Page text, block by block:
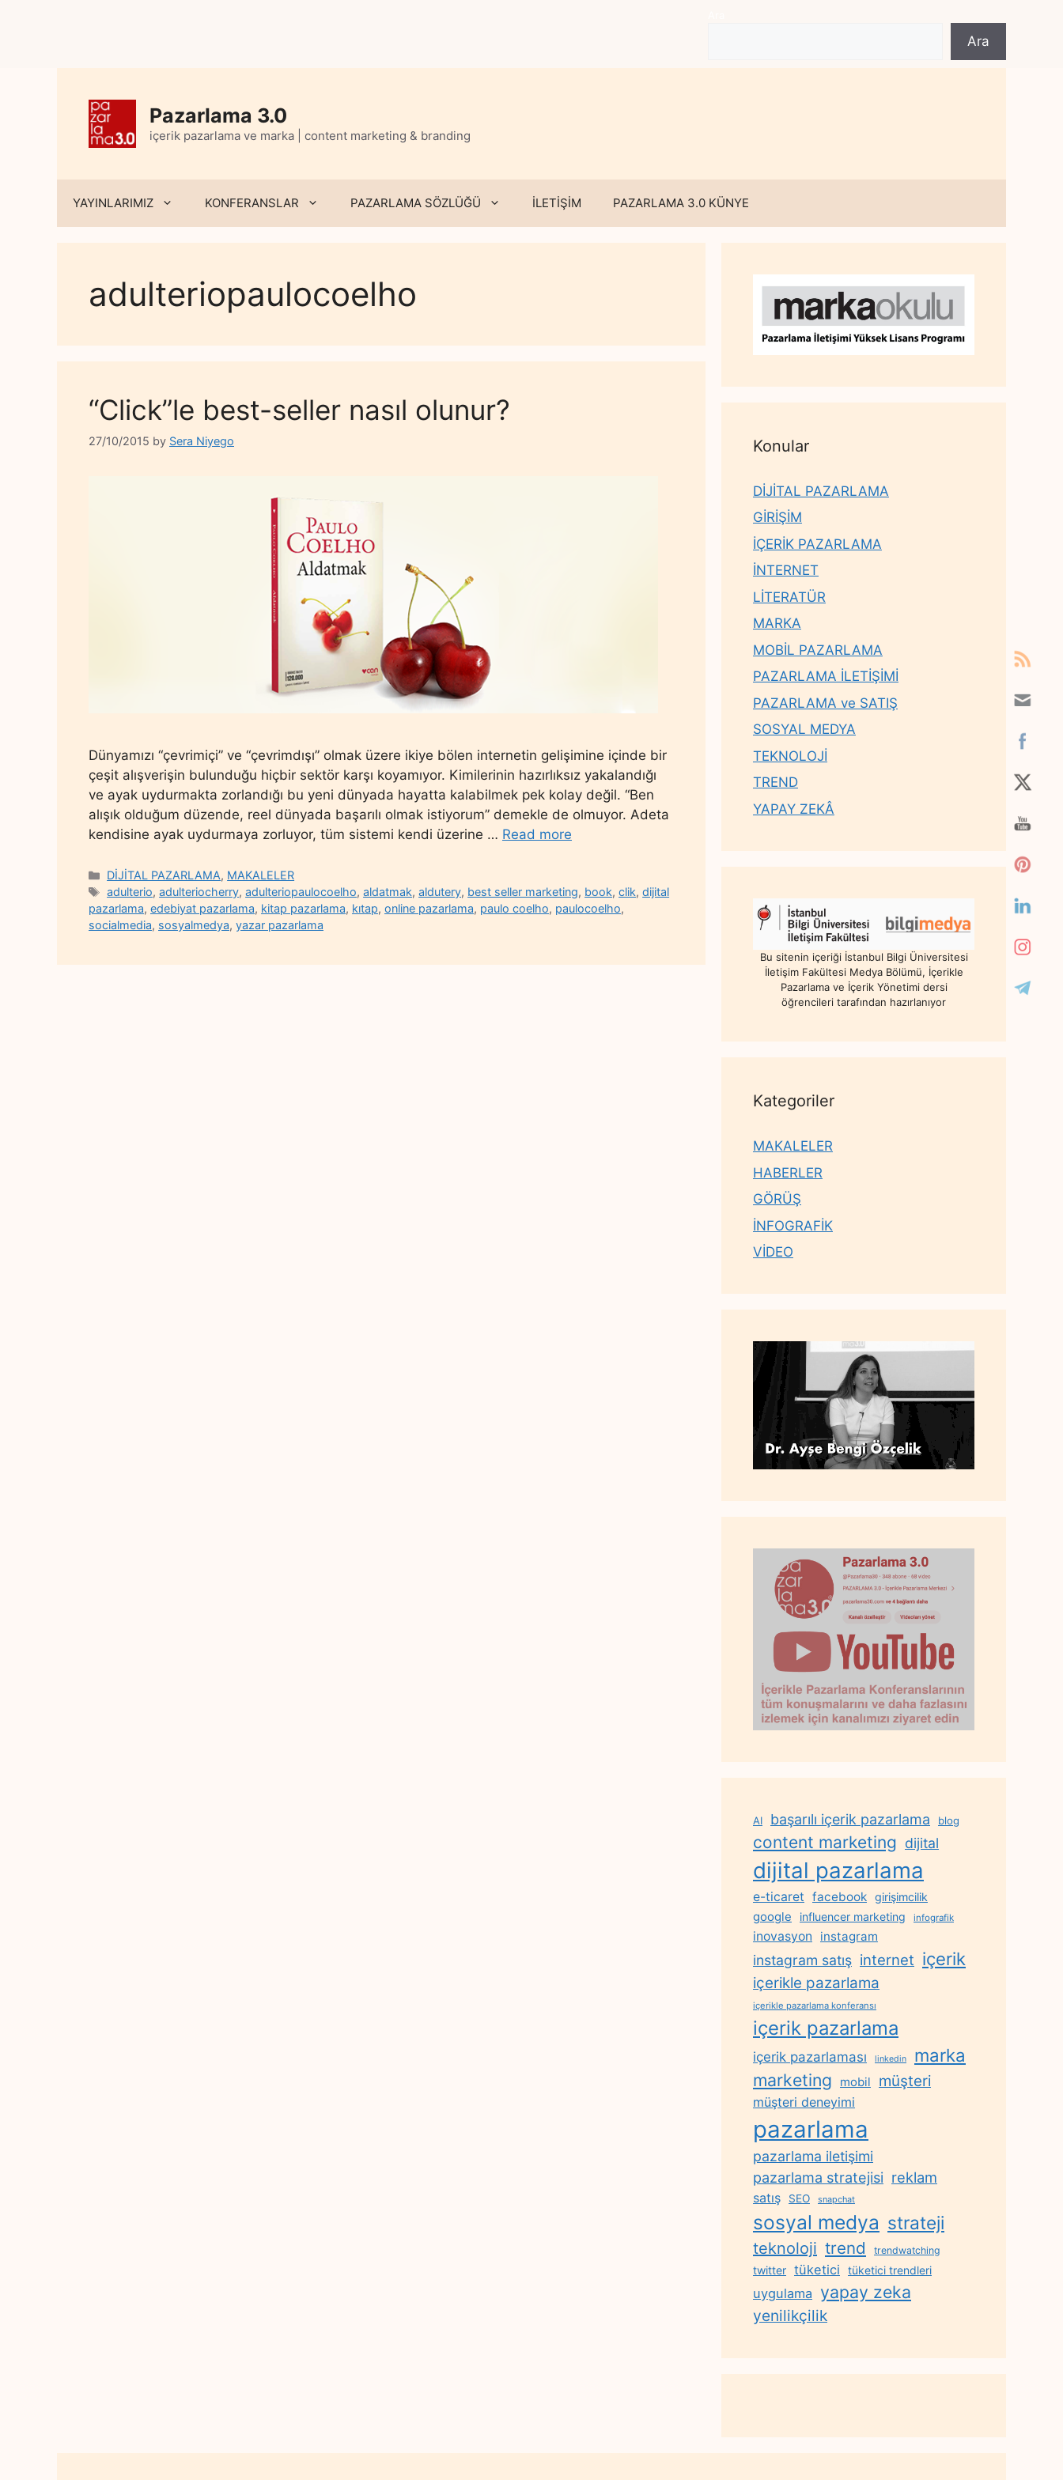
Ara
Pazarlama 3.0
içerik pazarlama ve marka | content marketing & branding
YAYINLARIMIZ KONFERANSLAR PAZARLAMA SÖZLÜĞÜ İLETİŞİM PAZARLAMA 3.0 KÜNYE
adulteriopaulocoelho
“Click”le best-seller nasıl olunur?
27/10/2015 by Sera Niyego
Dünyamızı “çevrimiçi” ve “çevrimdışı” olmak üzere ikiye bölen internetin gelişimine içinde bir
çeşit alışverişin bulunduğu hiçbir sektör karşı koyamıyor. Kimilerinin hazırlıksız yakalandığı
ve ayak uydurmakta zorlandığı bu yeni dünyada hayatta kalabilmek pek kolay değil. “Ben
alışık olduğum düzende, reel dünyada başarılı olmak istiyorum” demekle de olmuyor. Adeta
kendisine ayak uydurmaya zorluyor, tüm sistemi kendi üzerine … Read more
Categories
DİJİTAL PAZARLAMA, MAKALELER
Tags
adulterio,adulteriocherry,adulteriopaulocoelho,aldatmak,aldutery, best seller marketing, book,clik,dijital
pazarlama, edebiyat pazarlama, kitap pazarlama, kıtap, online pazarlama, paulo coelho, paulocoelho,
socialmedia, sosyalmedya, yazar pazarlama
Konular
DİJİTAL PAZARLAMA
GİRİŞİM
İÇERİK PAZARLAMA
İNTERNET
LİTERATÜR
MARKA
MOBİL PAZARLAMA
PAZARLAMA İLETİŞİMİ
PAZARLAMA ve SATIŞ
SOSYAL MEDYA
TEKNOLOJİ
TREND
YAPAY ZEKÂ
Bu sitenin içeriği İstanbul Bilgi Üniversitesi
İletişim Fakültesi Medya Bölümü, İçerikle
Pazarlama ve İçerik Yönetimi dersi
öğrencileri tarafından hazırlanıyor
Kategoriler
MAKALELER
HABERLER
GÖRÜŞ
İNFOGRAFİK
VİDEO
AI başarılı içerik pazarlama blog
content marketing dijital
dijital pazarlama
e-ticaret facebook girişimcilik
google influencer marketing infografik
inovasyon instagram
instagram satış internet içerik
içerikle pazarlama
içerikle pazarlama konferansı
içerik pazarlama
içerik pazarlaması linkedin marka
marketing mobil müşteri
müşteri deneyimi
pazarlama
pazarlama iletişimi
pazarlama stratejisi reklam
satış SEO snapchat
sosyal medya strateji
teknoloji trend trendwatching
twitter tüketici tüketici trendleri
uygulama yapay zeka
yenilikçilik